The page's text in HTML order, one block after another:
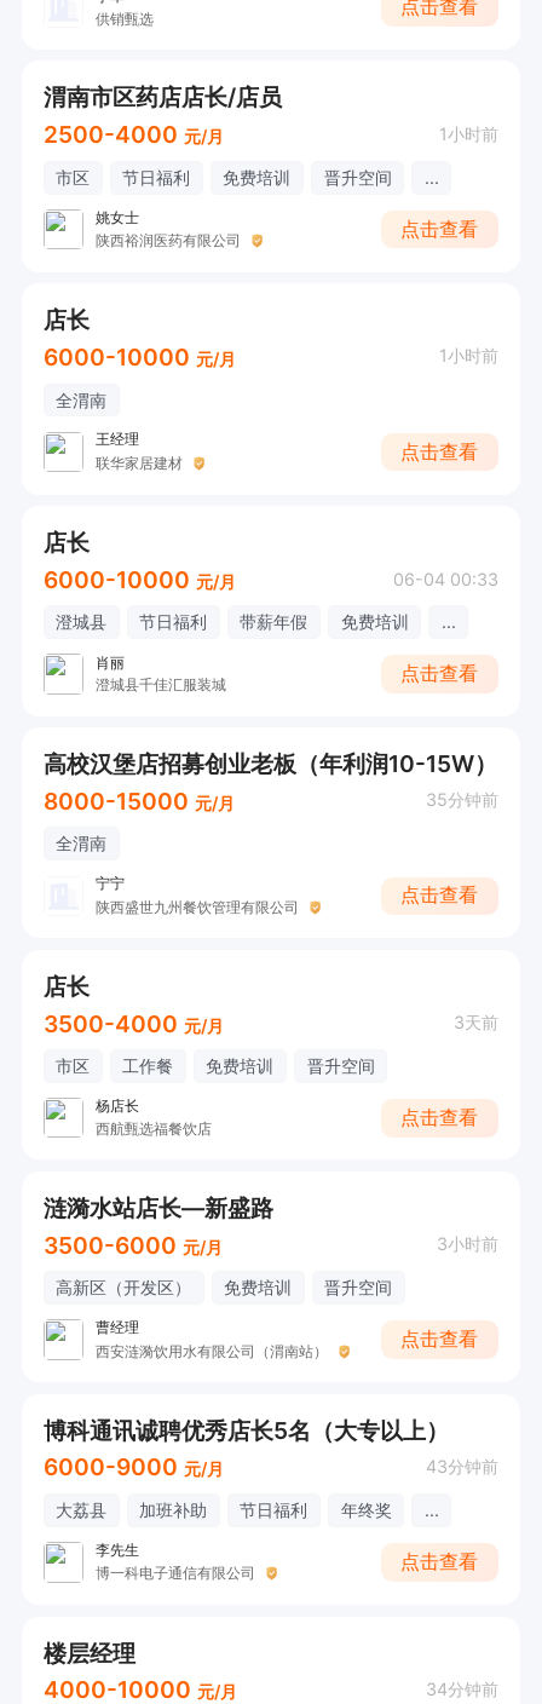
供销甄选
点击查看
渭南市区药店店长/店员
2500-4000 元/月 1小时前
市区 节日福利 免费培训 晋升空间 ...
姚女士
陕西裕润医药有限公司
点击查看
店长
6000-10000 元/月 1小时前
全渭南
王经理
联华家居建材
点击查看
店长
6000-10000 元/月 06-04 00:33
澄城县 节日福利 带薪年假 免费培训 ...
肖丽
澄城县千佳汇服装城
点击查看
高校汉堡店招募创业老板（年利润10-15W）
8000-15000 元/月 35分钟前
全渭南
宁宁
陕西盛世九州餐饮管理有限公司
点击查看
店长
3500-4000 元/月 3天前
市区 工作餐 免费培训 晋升空间
杨店长
西航甄选福餐饮店
点击查看
涟漪水站店长—新盛路
3500-6000 元/月 3小时前
高新区（开发区） 免费培训 晋升空间
曹经理
西安涟漪饮用水有限公司（渭南站）
点击查看
博科通讯诚聘优秀店长5名（大专以上）
6000-9000 元/月 43分钟前
大荔县 加班补助 节日福利 年终奖 ...
李先生
博一科电子通信有限公司
点击查看
楼层经理
4000-10000 元/月 34分钟前